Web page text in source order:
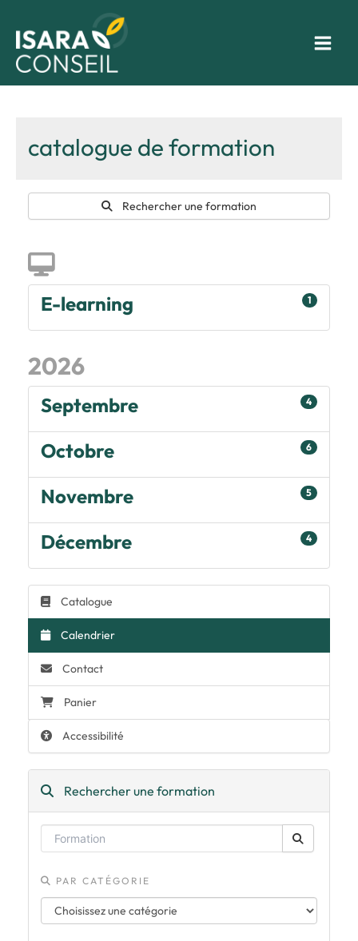
contenu
catalogue de formation
Rechercher une formation
Calendrier
E-learning 1
2026
Septembre 4
Octobre 6
Novembre 5
Décembre 4
Catalogue
Calendrier
Contact
Panier
Accessibilité
Rechercher une formation
PAR CATÉGORIE